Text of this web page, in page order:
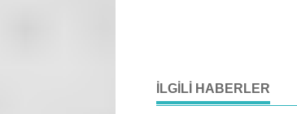
İLGILI HABERLER